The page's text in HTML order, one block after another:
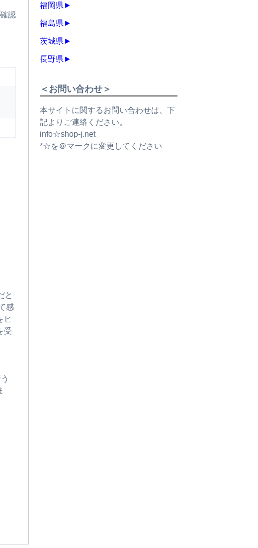
認
と
感
ヒ
受
福岡県 ►
福島県 ►
茨城県 ►
長野県 ►
＜お問い合わせ＞
本サイトに関するお問い合わせは、下
記よりご連絡ください。
info☆shop-j.net
*☆を＠マークに変更してください